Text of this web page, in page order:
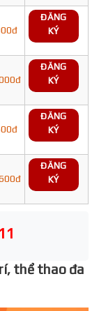
ĐĂNG
KÝ
ĐĂNG
KÝ
ĐĂNG
KÝ
ĐĂNG
KÝ
thể thao đa